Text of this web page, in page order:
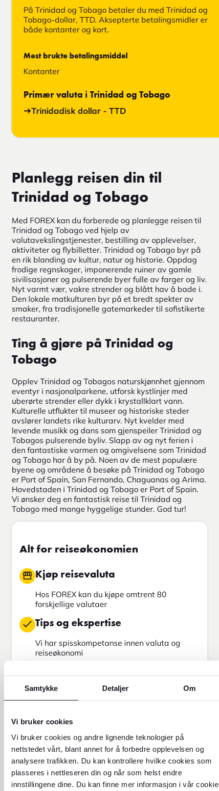
Samtykke Detaljer Om
Vi bruker cookies
Vi bruker cookies og andre lignende teknologier på
nettstedet vårt, blant annet for å forbedre opplevelsen og
analysere trafikken. Du kan kontrollere hvilke cookies som
plasseres i nettleseren din og når som helst endre
innstillingene dine. Du kan finne mer informasjon i vår cookie
På Trinidad og Tobago betaler du med Trinidad og
Tobago-dollar, TTD. Aksepterte betalingsmidler er
både kontanter og kort.
Mest brukte betalingsmiddel
Kontanter
Primær valuta i Trinidad og Tobago
Trinidadisk dollar - TTD
Planlegg reisen din til
Trinidad og Tobago
Med FOREX kan du forberede og planlegge reisen til
Trinidad og Tobago ved hjelp av
valutavekslingstjenester, bestilling av opplevelser,
aktiviteter og flybilletter. Trinidad og Tobago byr på
en rik blanding av kultur, natur og historie. Oppdag
frodige regnskoger, imponerende ruiner av gamle
sivilisasjoner og pulserende byer fulle av farger og liv.
Nyt varmt vær, vakre strender og blått hav å bade i.
Den lokale matkulturen byr på et bredt spekter av
smaker, fra tradisjonelle gatemarkeder til sofistikerte
restauranter.
Ting å gjøre på Trinidad og
Tobago
Opplev Trinidad og Tobagos naturskjønnhet gjennom
eventyr i nasjonalparkene, utforsk kystlinjer med
uberørte strender eller dykk i krystallklart vann.
Kulturelle utflukter til museer og historiske steder
avslører landets rike kulturarv. Nyt kvelder med
levende musikk og dans som gjenspeiler Trinidad og
Tobagos pulserende byliv. Slapp av og nyt ferien i
den fantastiske varmen og omgivelsene som Trinidad
og Tobago har å by på. Noen av de mest populære
byene og områdene å besøke på Trinidad og Tobago
er Port of Spain, San Fernando, Chaguanas og Arima.
Hovedstaden i Trinidad og Tobago er Port of Spain.
Vi ønsker deg en fantastisk reise til Trinidad og
Tobago med mange hyggelige stunder. God tur!
Alt for reiseøkonomien
Kjøp reisevaluta
Hos FOREX kan du kjøpe omtrent 80
forskjellige valutaer
Tips og ekspertise
Vi har spisskompetanse innen valuta og
reiseøkonomi
Hos oss finner du oppdatert informasjon om
over 300 destinasjoner verden over
Send penger
Send penger med Western Union
Finn din neste reise